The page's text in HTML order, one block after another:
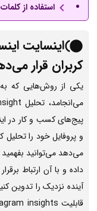
استفاده از
اینسایت
کربران قرار
یکی از روش‌هایی که
پیج‌های کسب و کار در
و پروفایل خود را تحلیل
می‌دهد می‌توانید
داده و با آن ارتباط